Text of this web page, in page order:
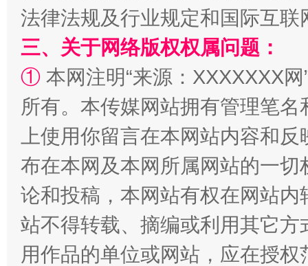
国家大学科技园优化重塑工作
法律法规及行业规定和国际互
三、关于网络版权权属问题：
① 本网注明“来源：XXXXXXX
所有。本传媒网站拥有管理笔
上使用你留言在本网站内容和
布在本网及本网所属网站的一
论和投稿，本网站有权在网站
站不得转载、摘编或利用其它
用作品的单位或网站，应在授